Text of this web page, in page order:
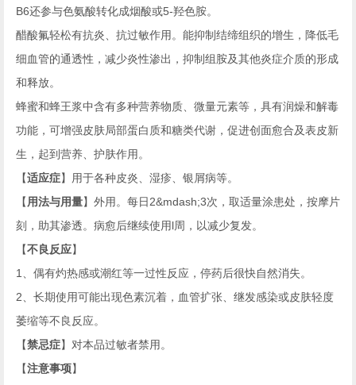
B6还参与色氨酸转化成烟酸或5-羟色胺。
醋酸氟轻松有抗炎、抗过敏作用。能抑制结缔组织的增生，降低毛
细血管的通透性，减少炎性渗出，抑制组胺及其他炎症介质的形成
和释放。
蜂蜜和蜂王浆中含有多种营养物质、微量元素等，具有润燥和解毒
功能，可增强皮肤局部蛋白质和糖类代谢，促进创面愈合及表皮新
生，起到营养、护肤作用。
【适应症】用于各种皮炎、湿疹、银屑病等。
【用法与用量】外用。每日2&mdash;3次，取适量涂患处，按摩片
刻，助其渗透。病愈后继续使用l周，以减少复发。
【不良反应】
1、偶有灼热感或潮红等一过性反应，停药后很快自然消失。
2、长期使用可能出现色素沉着，血管扩张、继发感染或皮肤轻度
萎缩等不良反应。
【禁忌症】对本品过敏者禁用。
【注意事项】